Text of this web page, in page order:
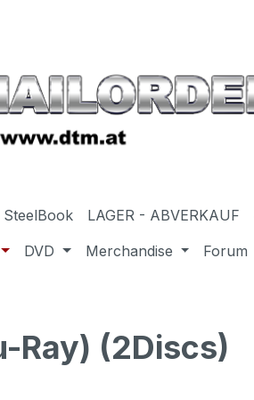
SteelBook LAGER - ABVERKAUF
DVD Merchandise Forum
Ray) (2Discs)